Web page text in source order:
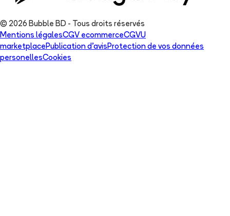
© 2026 Bubble BD - Tous droits réservés
Mentions légalesCGV ecommerceCGVU
marketplacePublication d'avisProtection de vos données
personellesCookies